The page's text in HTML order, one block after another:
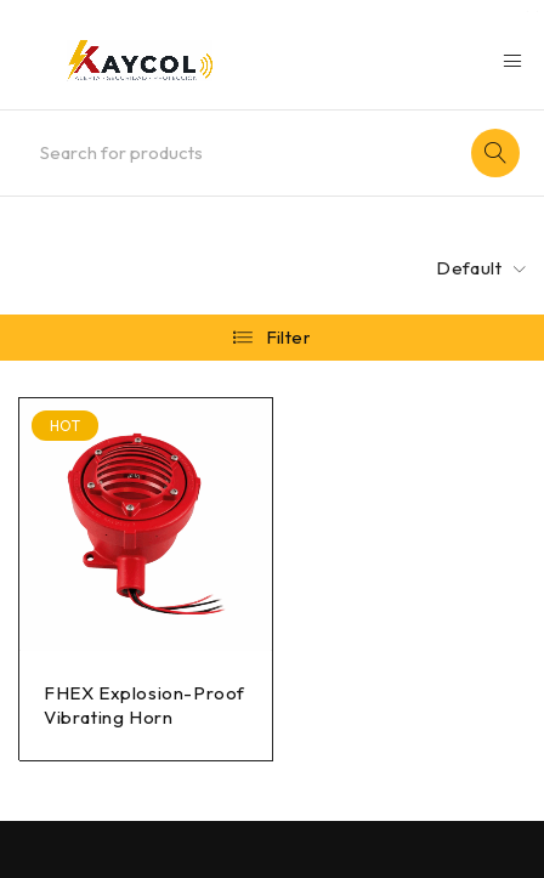
Default
Filter
HOT
FHEX Explosion-Proof
Vibrating Horn